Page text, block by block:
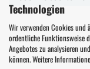
Technologien
Wir verwenden Cookies und
ordentliche Funktionsweise
Angebotes zu analysieren
können. Weitere